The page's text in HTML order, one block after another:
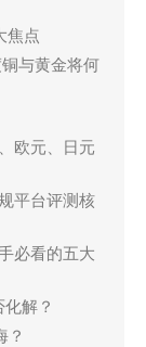
焦点
与黄金将何
欧元、日元
平台评测核
必看的五大
解？
？